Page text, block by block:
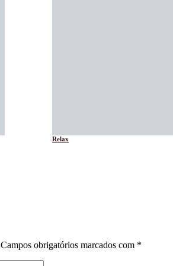
Relax
Campos obrigatórios marcados com *